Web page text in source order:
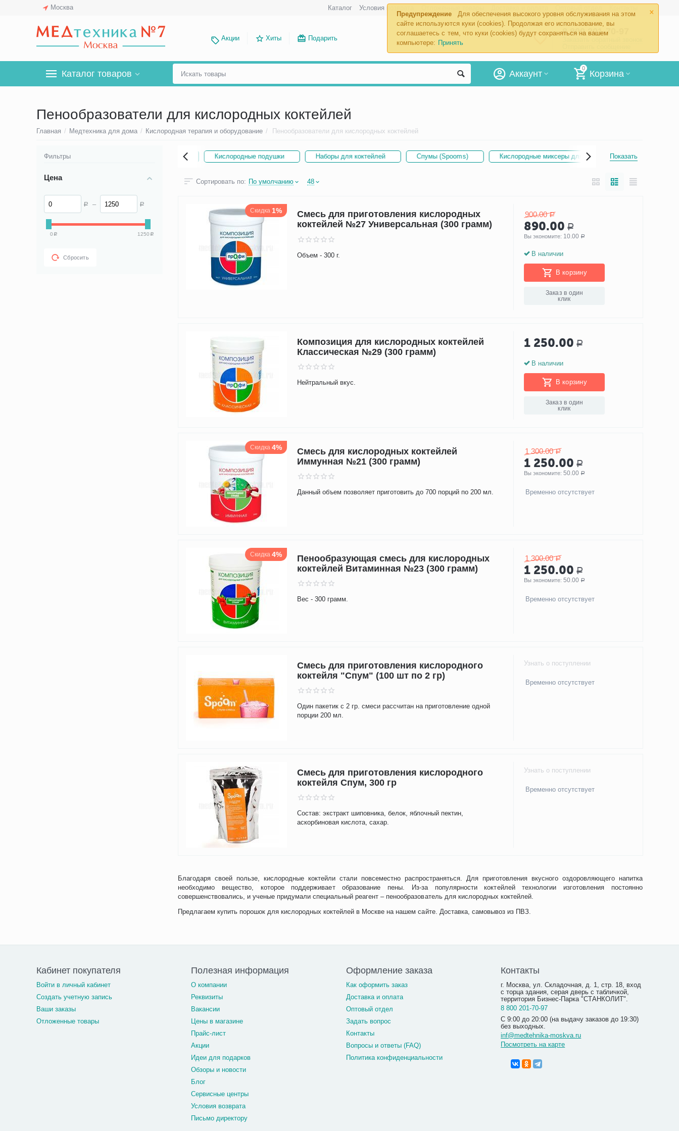
×
Предупреждение
Для обеспечения высокого уровня обслуживания на этом
сайте используются куки (cookies). Продолжая его использование, вы
соглашаетесь с тем, что куки (cookies) будут сохраняться на вашем
компьютере: Принять
Москва Каталог Условия возврата
Акции Хиты Подарить
8 800 201-70-97
Каталог товаров
0
Корзина
Аккаунт
Пенообразователи для кислородных коктейлей
Главная / Медтехника для дома / Кислородная терапия и оборудование / Пенообразователи для кислородных коктейлей
баллончики Кислородные подушки Наборы для коктейлей Спумы (Spooms) Кислородные миксеры для коктейлейПоказать
Благодаря своей пользе, кислородные коктейли стали повсеместно распространяться. Для приготовления вкусного оздоровляющего напитка
необходимо вещество, которое поддерживает образование пены. Из-за популярности коктейлей технологии изготовления постоянно
совершенствовались, и ученые придумали специальный реагент – пенообразователь для кислородных коктейлей.
Предлагаем купить порошок для кислородных коктейлей в Москве на нашем сайте. Доставка, самовывоз из ПВЗ.
Сортировать по: По умолчанию 48
Скидка 1%
Смесь для приготовления кислородных
коктейлей №27 Универсальная (300 грамм)
Объем - 300 г.
900.00 Р
890.00 Р
Вы экономите: 10.00 Р
В наличии
В корзину
Заказ в один
клик
Композиция для кислородных коктейлей
Классическая №29 (300 грамм)
Нейтральный вкус.
1 250.00 Р
В наличии
В корзину
Заказ в один
клик
Скидка 4%
Смесь для кислородных коктейлей
Иммунная №21 (300 грамм)
Данный объем позволяет приготовить до 700 порций по 200 мл.
1 300.00 Р
1 250.00 Р
Вы экономите: 50.00 Р
Временно отсутствует
Скидка 4%
Пенообразующая смесь для кислородных
коктейлей Витаминная №23 (300 грамм)
Вес - 300 грамм.
1 300.00 Р
1 250.00 Р
Вы экономите: 50.00 Р
Временно отсутствует
Смесь для приготовления кислородного
коктейля "Спум" (100 шт по 2 гр)
Один пакетик с 2 гр. смеси рассчитан на приготовление одной
порции 200 мл.
Узнать о поступлении
Временно отсутствует
Смесь для приготовления кислородного
коктейля Спум, 300 гр
Состав: экстракт шиповника, белок, яблочный пектин,
аскорбиновая кислота, сахар.
Узнать о поступлении
Временно отсутствует
Фильтры
Цена
Р – Р
0 Р 1250 Р
Сбросить
Кабинет покупателя
Войти в личный кабинет
Создать учетную запись
Ваши заказы
Отложенные товары
Полезная информация
О компании
Реквизиты
Вакансии
Цены в магазине
Прайс-лист
Акции
Идеи для подарков
Обзоры и новости
Блог
Сервисные центры
Условия возврата
Письмо директору
Оформление заказа
Как оформить заказ
Доставка и оплата
Оптовый отдел
Задать вопрос
Контакты
Вопросы и ответы (FAQ)
Политика конфиденциальности
Контакты
г. Москва, ул. Складочная, д. 1, стр. 18, вход
с торца здания, серая дверь с табличкой,
территория Бизнес-Парка "СТАНКОЛИТ".
8 800 201-70-97
С 9:00 до 20:00 (на выдачу заказов до 19:30)
без выходных.
inf@medtehnika-moskva.ru
Посмотреть на карте